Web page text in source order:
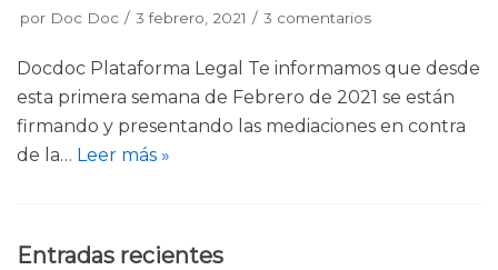
por Doc Doc 3 febrero, 2021 3 comentarios
Docdoc Plataforma Legal Te informamos que desde
esta primera semana de Febrero de 2021 se están
firmando y presentando las mediaciones en contra
de la… Leer más »
Entradas recientes